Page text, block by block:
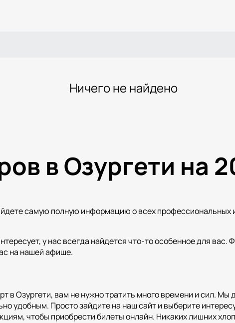
Ничего не найдено
в Озургети на
самую полную информацию о всех профессиональных
у нас всегда найдется что-то особенное для вас.
на нашей афише.
в Озургети, вам не нужно тратить много времени и сил.
удобным. Просто зайдите на наш сайт и выберите
чтобы приобрести билеты онлайн. Никаких лишних